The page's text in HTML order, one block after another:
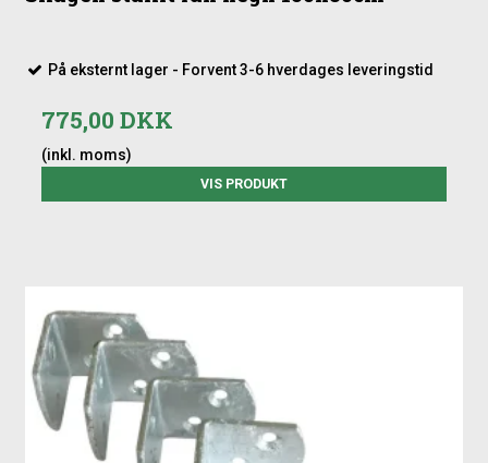
På eksternt lager - Forvent 3-6 hverdages leveringstid
775,00 DKK
(inkl. moms)
VIS PRODUKT